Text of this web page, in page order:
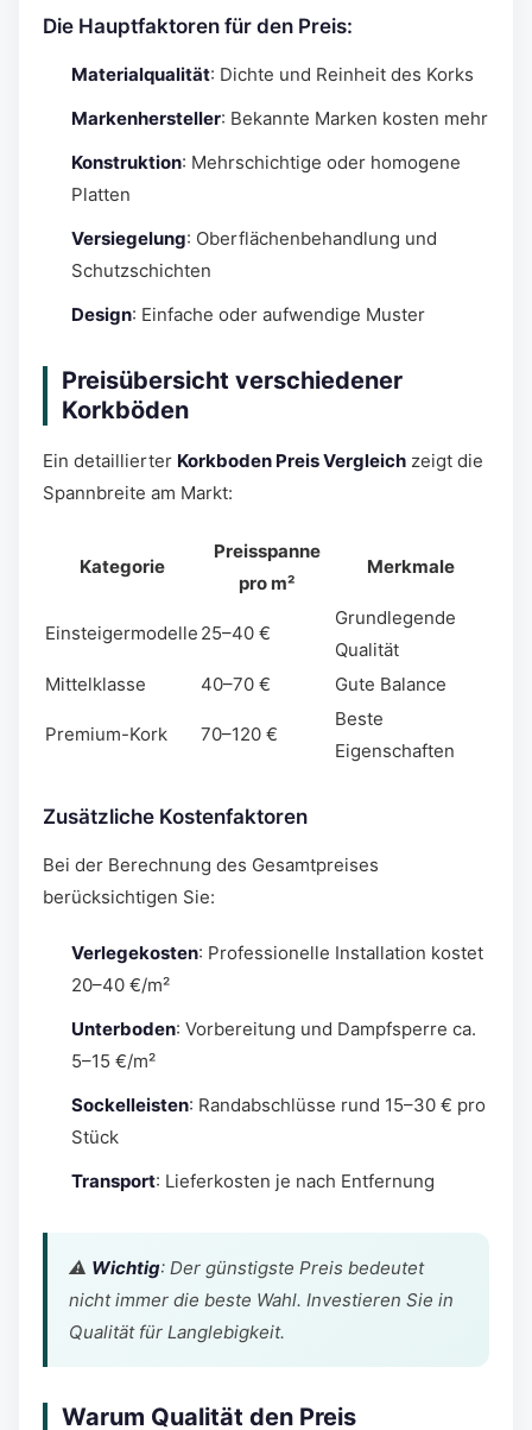
Die Hauptfaktoren für den Preis:
Materialqualität: Dichte und Reinheit des Korks
Markenhersteller: Bekannte Marken kosten mehr
Konstruktion: Mehrschichtige oder homogene
Platten
Versiegelung: Oberflächenbehandlung und
Schutzschichten
Design: Einfache oder aufwendige Muster
Preisübersicht verschiedener
Korkböden
Ein detaillierter Korkboden Preis Vergleich zeigt die
Spannbreite am Markt:
Kategorie
Preisspanne
pro m²
Merkmale
Einsteigermodelle 25–40 €
Grundlegende
Qualität
Mittelklasse
40–70 € Gute Balance
Premium-Kork 70–120 €
Beste
Eigenschaften
Zusätzliche Kostenfaktoren
Bei der Berechnung des Gesamtpreises
berücksichtigen Sie:
Verlegekosten: Professionelle Installation kostet
20–40 €/m²
Unterboden: Vorbereitung und Dampfsperre ca.
5–15 €/m²
Sockelleisten: Randabschlüsse rund 15–30 € pro
Stück
Transport: Lieferkosten je nach Entfernung
⚠️ Wichtig: Der günstigste Preis bedeutet
nicht immer die beste Wahl. Investieren Sie in
Qualität für Langlebigkeit.
Warum Qualität den Preis